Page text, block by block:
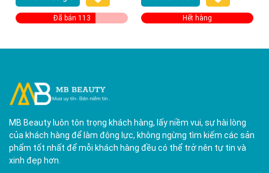
Đã bán 113 Hết hàng
MB Beauty luôn tôn trọng khách hàng, lấy niềm vui, sự hài lòng
của khách hàng để làm động lực, không ngừng tìm kiếm các sản
phẩm tốt nhất để mỗi khách hàng đều có thể trở nên tự tin và
xinh đẹp hơn.